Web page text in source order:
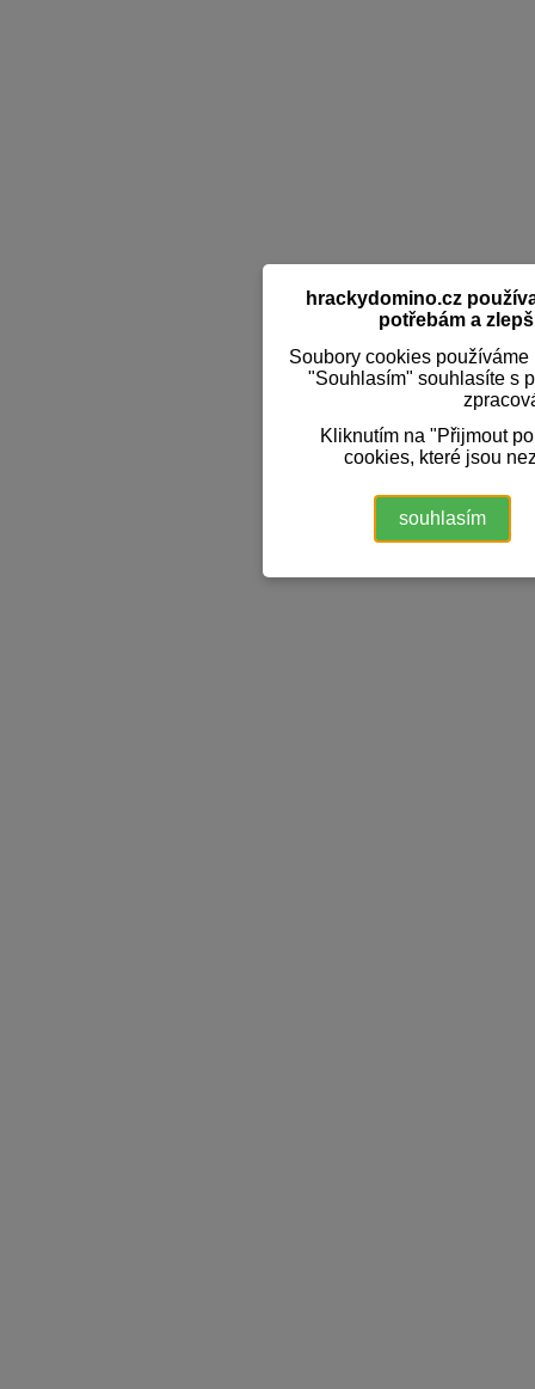
hrackydomino.cz
potřebám a
Soubory cookies
"Souhlasím" souhlasíte s
Kliknutím na "Přijmout
cookies, které jsou
souhlasím